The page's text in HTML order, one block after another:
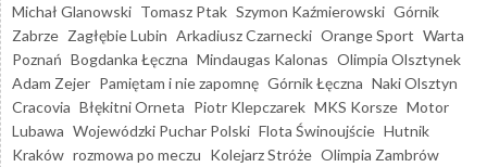
Michał Glanowski Tomasz Ptak Szymon Kaźmierowski Górnik
Zabrze Zagłębie Lubin Arkadiusz Czarnecki Orange Sport Warta
Poznań Bogdanka Łęczna Mindaugas Kalonas Olimpia Olsztynek
Adam Zejer Pamiętam i nie zapomnę Górnik Łęczna Naki Olsztyn
Cracovia Błękitni Orneta Piotr Klepczarek MKS Korsze Motor
Lubawa Wojewódzki Puchar Polski Flota Świnoujście Hutnik
Kraków rozmowa po meczu Kolejarz Stróże Olimpia Zambrów